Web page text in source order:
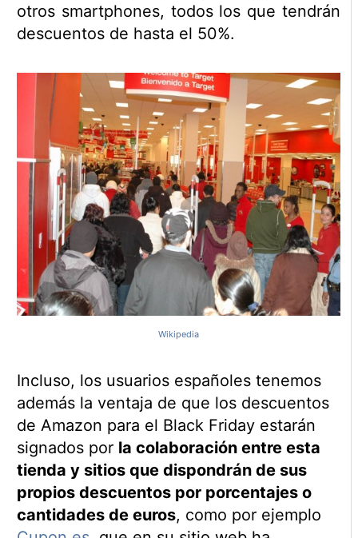
otros smartphones, todos los que tendrán
descuentos de hasta el 50%.
Wikipedia
Incluso, los usuarios españoles tenemos
además la ventaja de que los descuentos
de Amazon para el Black Friday estarán
signados por la colaboración entre esta
tienda y sitios que dispondrán de sus
propios descuentos por porcentajes o
cantidades de euros, como por ejemplo